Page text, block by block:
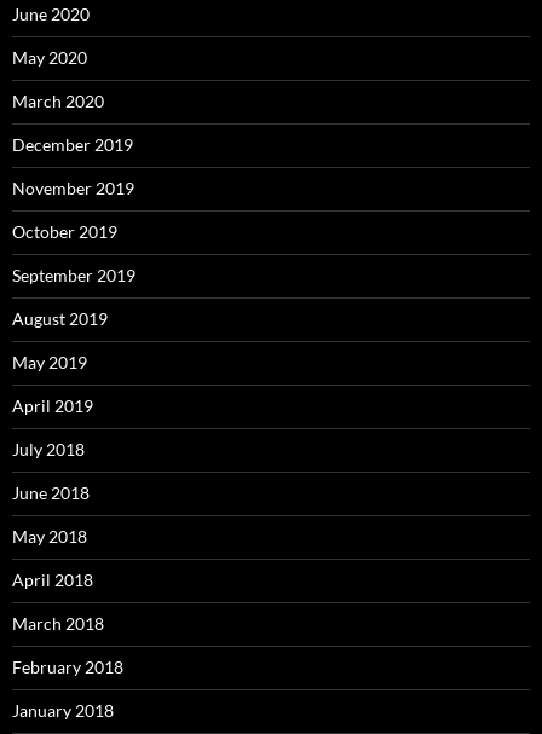
June 2020
May 2020
March 2020
December 2019
November 2019
October 2019
September 2019
August 2019
May 2019
April 2019
July 2018
June 2018
May 2018
April 2018
March 2018
February 2018
January 2018